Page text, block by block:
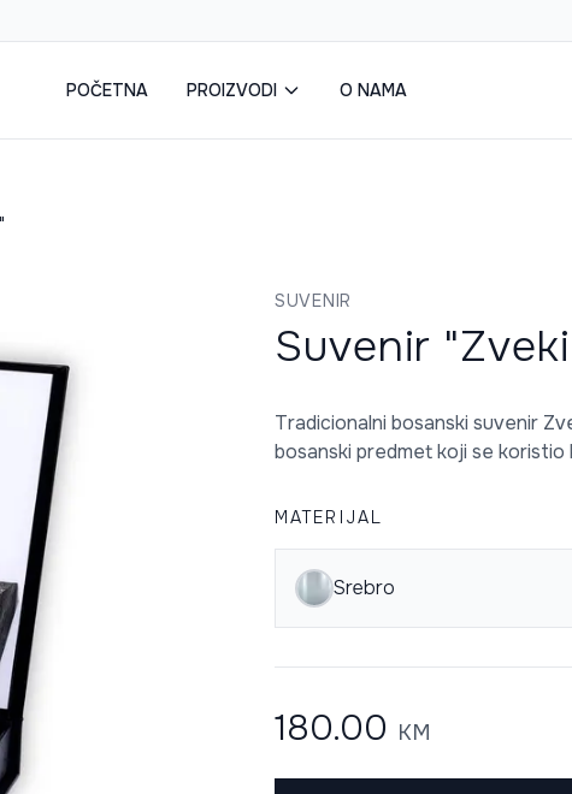
POČETNA PROIZVODI O NAMA
SUVENIR
Suvenir
Tradicionalni bosanski suvenir
bosanski predmet koji se koristio
MATERIJAL
Srebro
180.00 KM